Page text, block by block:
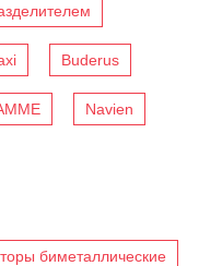
Buderus
Navien
биметаллические